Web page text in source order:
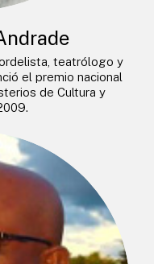
teatrólogo y
el premio nacional
de Cultura y